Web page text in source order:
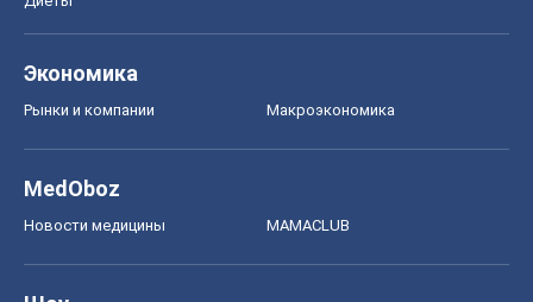
Экономика
Рынки и компании Mакроэкономика
MedOboz
Новости медицины MAMACLUB